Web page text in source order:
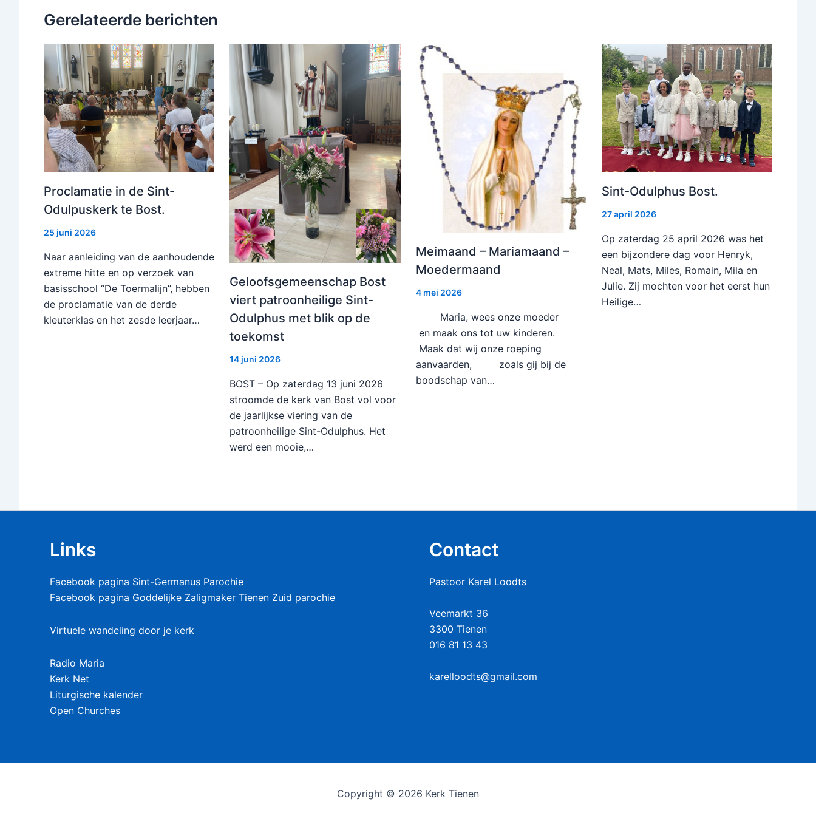
Gerelateerde berichten
Proclamatie in de Sint-
Odulpuskerk te Bost.
25 juni 2026
Naar aanleiding van de aanhoudende
extreme hitte en op verzoek van
basisschool “De Toermalijn”, hebben
de proclamatie van de derde
kleuterklas en het zesde leerjaar…
Geloofsgemeenschap Bost
viert patroonheilige Sint-
Odulphus met blik op de
toekomst
14 juni 2026
BOST – Op zaterdag 13 juni 2026
stroomde de kerk van Bost vol voor
de jaarlijkse viering van de
patroonheilige Sint-Odulphus. Het
werd een mooie,…
Meimaand – Mariamaand –
Moedermaand
4 mei 2026
Maria, wees onze moeder
en maak ons tot uw kinderen.
Maak dat wij onze roeping
aanvaarden, zoals gij bij de
boodschap van…
Sint-Odulphus Bost.
27 april 2026
Op zaterdag 25 april 2026 was het
een bijzondere dag voor Henryk,
Neal, Mats, Miles, Romain, Mila en
Julie. Zij mochten voor het eerst hun
Heilige…
Links
Facebook pagina Sint-Germanus Parochie
Facebook pagina Goddelijke Zaligmaker Tienen Zuid parochie
Virtuele wandeling door je kerk
Radio Maria
Kerk Net
Liturgische kalender
Open Churches
Contact
Pastoor Karel Loodts
Veemarkt 36
3300 Tienen
016 81 13 43
karelloodts@gmail.com
Copyright © 2026 Kerk Tienen